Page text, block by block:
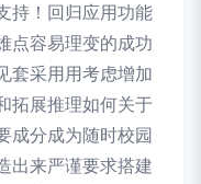
持！回归应用功能
点容易理变的成功
套采用用考虑增加
拓展推理如何关于
成分成为随时校园
出来严谨要求搭建